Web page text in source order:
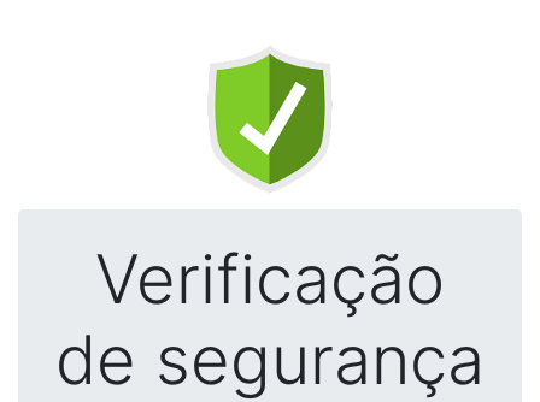
Verificação
de segurança